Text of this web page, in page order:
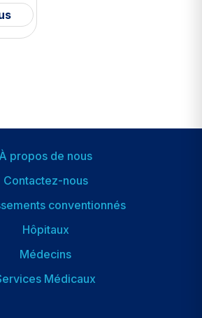
À propos de nous
Contactez-nous
conventionnés
Hôpitaux
Médecins
Médicaux